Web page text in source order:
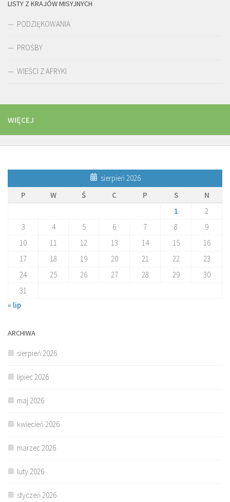
LISTY Z KRAJÓW MISYJNYCH
PODZIĘKOWANIA
PROŚBY
WIEŚCI Z AFRYKI
WIĘCEJ
sierpień 2026
P
W Ś C P S
N
1
2
3
4 5 6 7 8
9
10
11 12 13 14 15
16
17
18 19 20 21 22
23
24
25 26 27 28 29
30
31
« lip
ARCHIWA
sierpień 2026
lipiec 2026
maj 2026
kwiecień 2026
marzec 2026
luty 2026
styczeń 2026